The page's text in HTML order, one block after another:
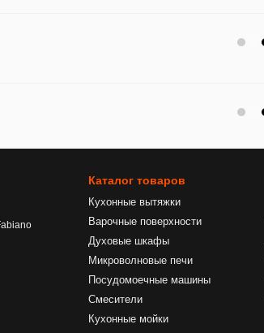
Каталог товаров
Кухонные вытяжки
Варочные поверхности
Духовые шкафы
Микроволновые печи
Посудомоечные машины
Смесители
Кухонные мойки